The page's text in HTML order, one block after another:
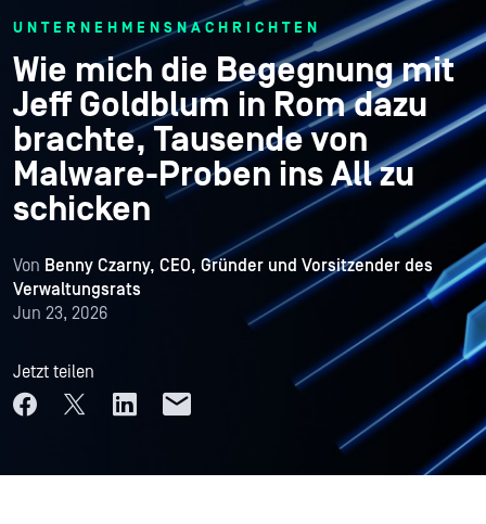
UNTERNEHMENSNACHRICHTEN
Wie mich die Begegnung mit
Jeff Goldblum in Rom dazu
brachte, Tausende von
Malware-Proben ins All zu
schicken
Von Benny Czarny, CEO, Gründer und Vorsitzender des
Verwaltungsrats
Jun 23, 2026
Jetzt teilen